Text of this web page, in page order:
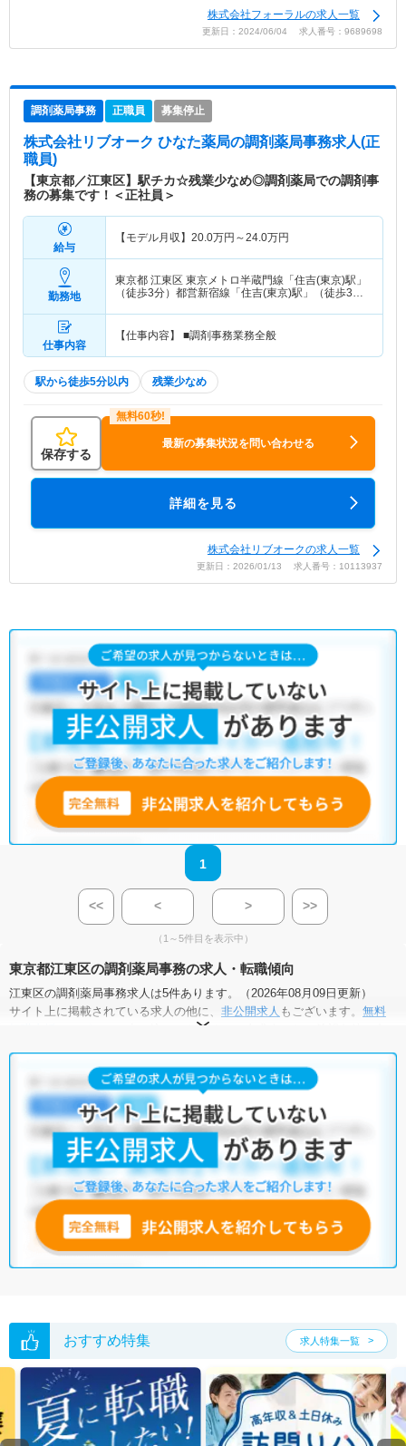
株式会社フォーラルの求人一覧
更新日：2024/06/04 求人番号：9689698
調剤薬局事務 正職員 募集停止
株式会社リブオーク ひなた薬局の調剤薬局事務求人(正
職員)
【東京都／江東区】駅チカ☆残業少なめ◎調剤薬局での調剤事
務の募集です！＜正社員＞
給与
【モデル月収】 20.0万円～24.0万円
勤務地
東京都 江東区 東京メトロ半蔵門線「住吉(東京)駅」
（徒歩3分）都営新宿線「住吉(東京)駅」（徒歩3
仕事内容
【仕事内容】 ■調剤事務業務全般
駅から徒歩5分以内 残業少なめ
保存する
最新の募集状況を問い合わせる
詳細を見る
株式会社リブオークの求人一覧
更新日：2026/01/13 求人番号：10113937
1
<< < > >>
（1～5件目を表示中）
東京都江東区の調剤薬局事務の求人・転職傾向
江東区の調剤薬局事務求人は5件あります。（2026年08月09日更新）
サイト上に掲載されている求人の他に、 非公開求人 もございます。 無料
にお申し込みいただくと、全求人からご希望条件に合
無料転職支援サービスにお申し込みいただくと、ご希望条件をヒアリン
グした上で求人をご提案いたします。
ご希望条件がまだ定まっていない方は人気の希望条件をピックアップし
た求人特集をぜひご活用ください。
転職支援の他、情報収集や募集状況の確認も、お気軽にご相談くださ
い。
おすすめ特集 求人特集一覧